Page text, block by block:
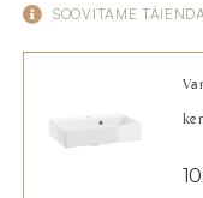
SOOVITAME